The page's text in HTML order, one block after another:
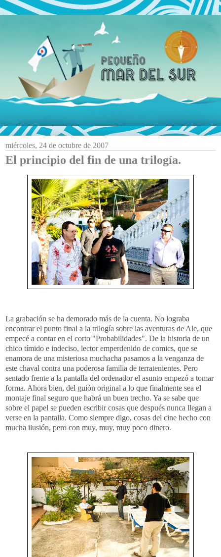
miércoles, 24 de octubre de 2007
El principio del fin de una trilogía.
La grabación se ha demorado más de la cuenta. No lograba
encontrar el punto final a la trilogía sobre las aventuras de Ale, que
empecé a contar en el corto "Probabilidades". De la historia de un
chico tímido e indeciso, lector emperdenido de comics, que se
enamora de una misteriosa muchacha pasamos a la venganza de
este chaval contra una poderosa familia de terratenientes. Pero
sentado frente a la pantalla del ordenador el asunto empezó a tomar
forma. Ahora bien, del guión original a lo que finalmente sea el
montaje final seguro que habrá un buen trecho. Ya se sabe que
sobre el papel se pueden escribir cosas que después nunca llegan a
verse en la pantalla. Como siempre digo, cosas del cine hecho con
mucha ilusión, pero con muy, muy, muy poco dinero.